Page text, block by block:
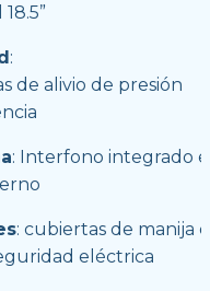
:
de alivio de presión
: Interfono integrado
: cubiertas de manija
eléctrica